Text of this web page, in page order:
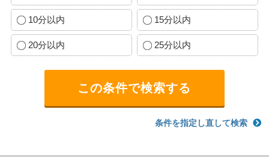
10分以内 15分以内
20分以内 25分以内
条件を指定し直して検索